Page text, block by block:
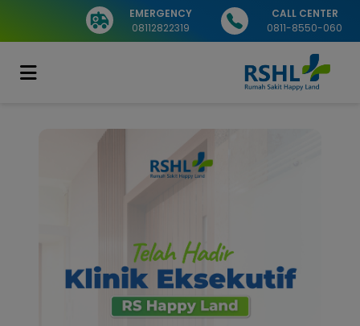
EMERGENCY
08112822319
CALL CENTER
0811-8550-060